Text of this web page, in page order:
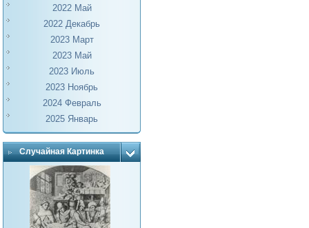
2022 Май
2022 Декабрь
2023 Март
2023 Май
2023 Июль
2023 Ноябрь
2024 Февраль
2025 Январь
Случайная Картинка